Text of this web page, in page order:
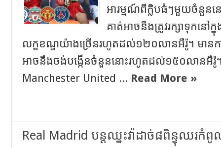
អារម្មណ៍ពីក្លិបធំៗមួយចំនួន
គាត់អាចនឹងត្រូវរក្សាទុកនៅ
លក្ខខណ្ឌយ៉ាងច្រើនរហូតដល់១២០លានអឺរ៉ូ។ មាន​កា
អាចនឹងចង់​បង្កើន​ចំនួន​នោះ​រហូតដល់១៥០លាន​អឺរ៉ូ
Manchester United ... Read More »
Real Madrid បន្តឈ្នះ​វ៉ាដាច់​៨​ពិន្ទុឈរកំពូ